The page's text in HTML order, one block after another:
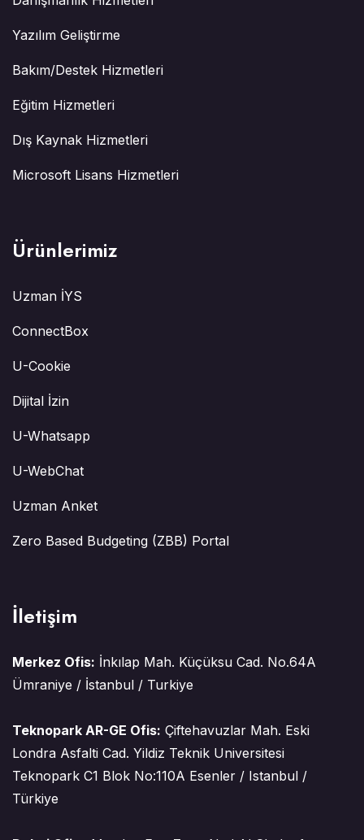
Yazılım Geliştirme
Bakım/Destek Hizmetleri
Eğitim Hizmetleri
Dış Kaynak Hizmetleri
Microsoft Lisans Hizmetleri
Ürünlerimiz
Uzman İYS
ConnectBox
U-Cookie
Dijital İzin
U-Whatsapp
U-WebChat
Uzman Anket
Zero Based Budgeting (ZBB) Portal
İletişim
Merkez Ofis: İnkılap Mah. Küçüksu Cad. No.64A
Ümraniye / İstanbul / Turkiye
Teknopark AR-GE Ofis: Çiftehavuzlar Mah. Eski
Londra Asfalti Cad. Yildiz Teknik Universitesi
Teknopark C1 Blok No:110A Esenler / Istanbul /
Türkiye